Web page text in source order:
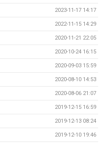
2023-11-17 14:17
2022-11-15 14:29
2020-11-21 22:05
2020-10-24 16:15
2020-09-03 15:59
2020-08-10 14:53
2020-08-06 21:07
2019-12-15 16:59
2019-12-13 08:24
2019-12-10 19:46